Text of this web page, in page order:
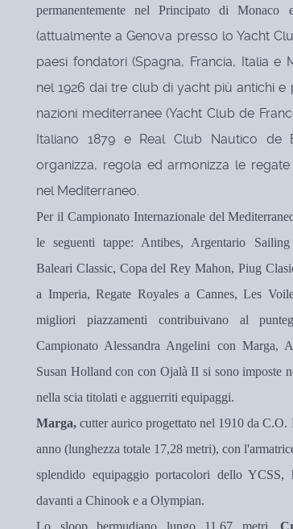
permanentemente nel Principato di Monaco
(attualmente a Genova presso lo Yacht
paesi fondatori (Spagna, Francia, Italia e
nel 1926 dai tre club di yacht più antichi e
nazioni mediterranee (Yacht Club de
Italiano 1879 e Real Club Nautico de
organizza, regola ed armonizza le
nel Mediterraneo.
Per il Campionato Internazionale del
le seguenti tappe: Antibes, Argentario
Baleari Classic, Copa del Rey Mahon, Piug
a Imperia, Regate Royales a Cannes, Les
migliori piazzamenti contribuivano al
Campionato Alessandra Angelini con Marga,
Susan Holland con con Ojalà II si sono imposte
nella scia titolati e agguerriti equipaggi.
Marga, cutter aurico progettato nel 1910 da C.O.
anno (lunghezza totale 17,28 metri), con
splendido equipaggio portacolori dello
davanti a Chinook e a Olympian.